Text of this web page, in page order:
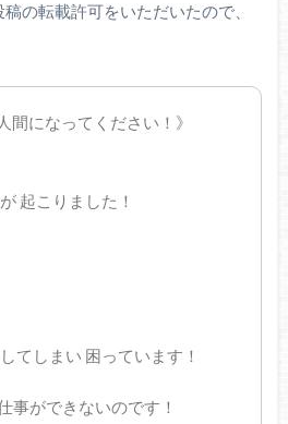
の転載許可をいただいたので、
になってください！》
起こりました！
てしまい 困っています！
事ができないのです！